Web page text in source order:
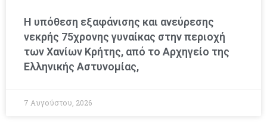
Η υπόθεση εξαφάνισης και ανεύρεσης
νεκρής 75χρονης γυναίκας στην περιοχή
των Χανίων Κρήτης, από το Αρχηγείο της
Ελληνικής Αστυνομίας,
7 Αυγούστου, 2026